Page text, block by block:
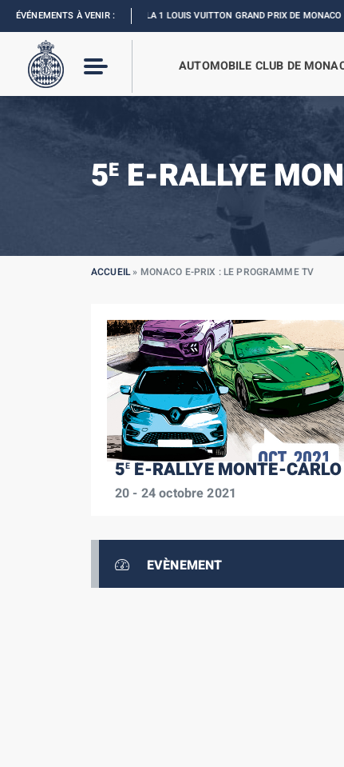
ÉVÉNEMENTS À VENIR :
FORMULA 1 LOUIS VUITTON GRAND PRIX DE MONACO :REVIVEZ
AUTOMOBILE CLUB DE
5E E-RALLYE
ACCUEIL» MONACO E-PRIX : LE PROGRAMME TV
5EE-RALLYE MONTE-CARLO
20 - 24 octobre 2021
EVÈNEMENT